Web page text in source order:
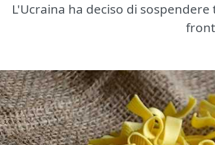
L'Ucraina ha deciso di